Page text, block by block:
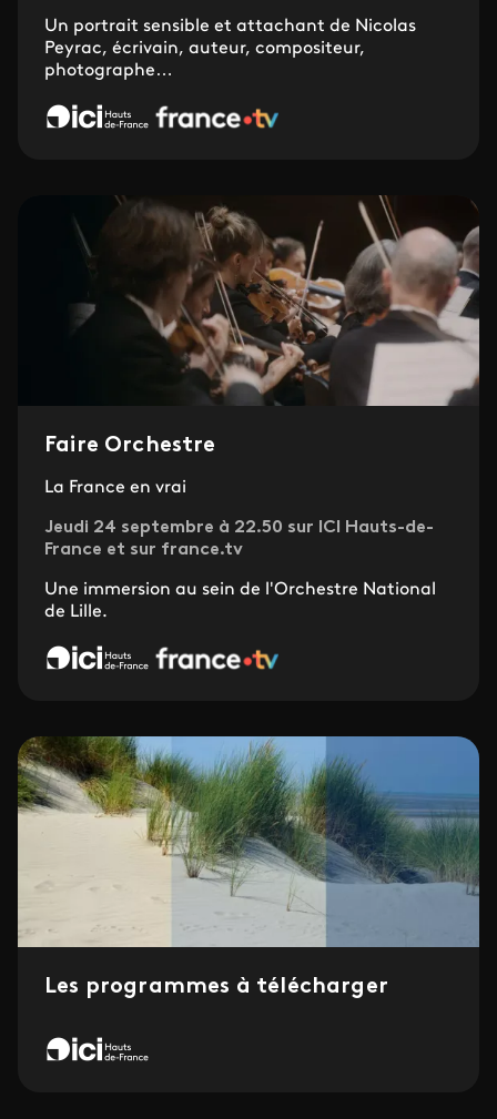
Un portrait sensible et attachant de Nicolas
Peyrac, écrivain, auteur, compositeur,
photographe…
Faire Orchestre
La France en vrai
Jeudi 24 septembre à 22.50 sur ICI Hauts-de-
France et sur france.tv
Une immersion au sein de l'Orchestre National
de Lille.
Les programmes à télécharger